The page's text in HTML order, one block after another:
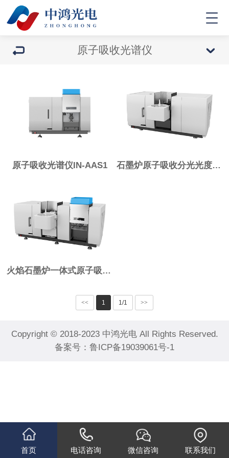
原子吸收光谱仪
原子吸收光谱仪IN-AAS1 石墨炉原子吸收分光光度计IN-AAS2
火焰石墨炉一体式原子吸收光谱仪IN-AAS3
<< 1 1/1 >>
Copyright © 2018-2023 中鸿光电 All Rights Reserved.
备案号： 鲁ICP备19039061号-1
首页 电话咨询 微信咨询 联系我们